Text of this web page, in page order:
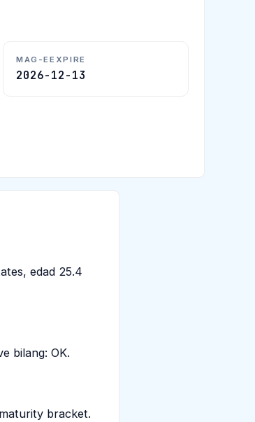
MAG-EEXPIRE
2026-12-13
edad 25.4
bilang: OK.
bracket.